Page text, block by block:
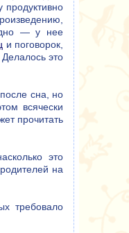
продуктивно
— у нее
и поговорок,
это
сна, но
всячески
прочитать
это
на
требовало